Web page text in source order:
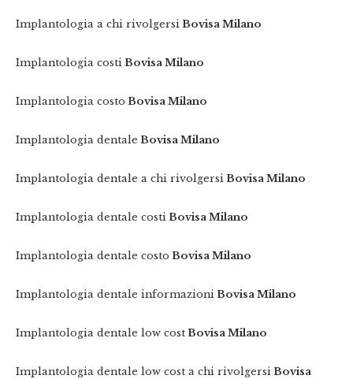
Implantologia a chi rivolgersi Bovisa Milano
Implantologia costi Bovisa Milano
Implantologia costo Bovisa Milano
Implantologia dentale Bovisa Milano
Implantologia dentale a chi rivolgersi Bovisa Milano
Implantologia dentale costi Bovisa Milano
Implantologia dentale costo Bovisa Milano
Implantologia dentale informazioni Bovisa Milano
Implantologia dentale low cost Bovisa Milano
Implantologia dentale low cost a chi rivolgersi Bovisa